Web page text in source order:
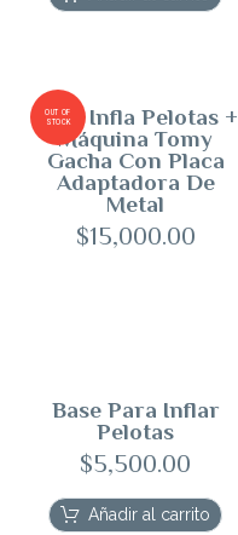
OUT OF
STOCK
Base Infla Pelotas +
Máquina Tomy
Gacha Con Placa
Adaptadora De
Metal
$15,000.00
Base Para Inflar
Pelotas
$5,500.00
Añadir al carrito